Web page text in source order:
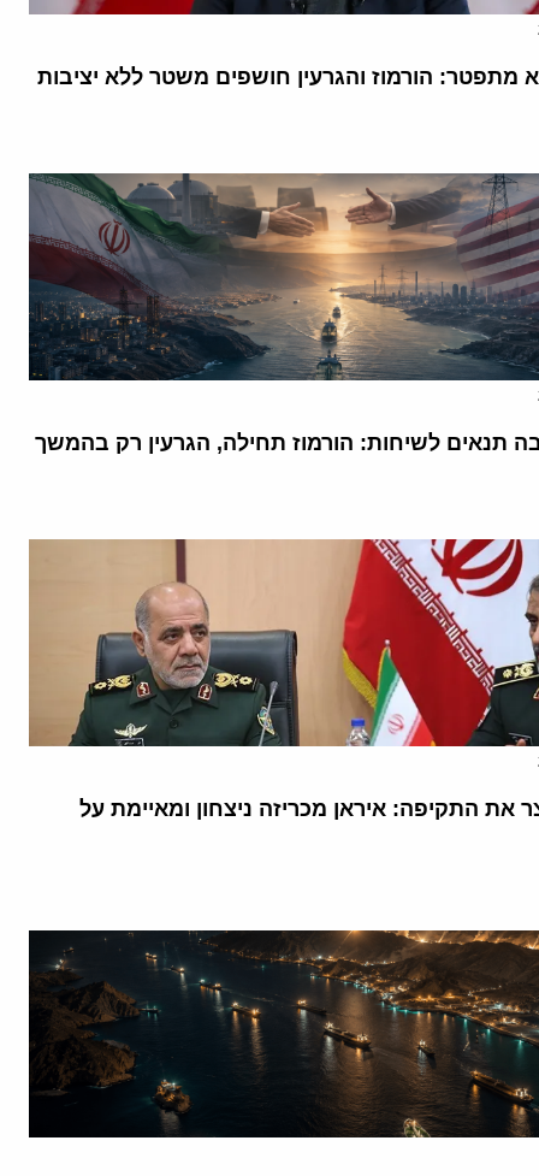
מתפטר: הורמוז והגרעין חושפים משטר ללא יציבות
תנאים לשיחות: הורמוז תחילה, הגרעין רק בהמשך
את התקיפה: איראן מכריזה ניצחון ומאיימת על